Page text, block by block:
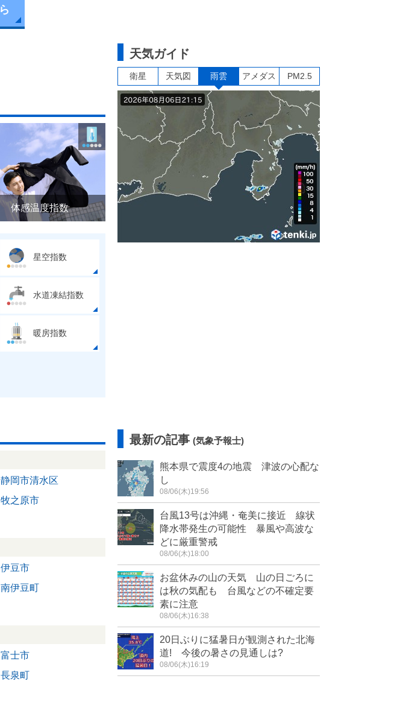
体感温度指数
星空指数
水道凍結指数
暖房指数
静岡市清水区
牧之原市
伊豆市
南伊豆町
富士市
長泉町
天気ガイド
衛星 天気図 雨雲 アメダス PM2.5
最新の記事 (気象予報士)
熊本県で震度4の地震 津波の心配な
し
08/06(木)19:56
台風13号は沖縄・奄美に接近 線状
降水帯発生の可能性 暴風や高波な
どに厳重警戒
08/06(木)18:00
お盆休みの山の天気 山の日ごろに
は秋の気配も 台風などの不確定要
素に注意
08/06(木)16:38
20日ぶりに猛暑日が観測された北海
道! 今後の暑さの見通しは?
08/06(木)16:19